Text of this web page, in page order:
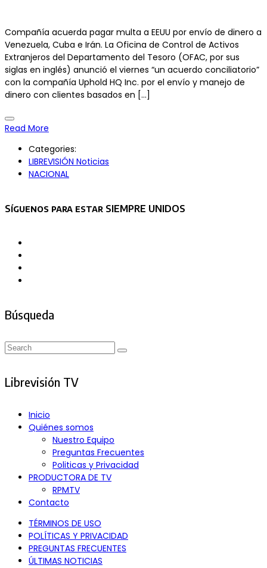
Compañía acuerda pagar multa a EEUU por envío de dinero a
Venezuela, Cuba e Irán. La Oficina de Control de Activos
Extranjeros del Departamento del Tesoro (OFAC, por sus
siglas en inglés) anunció el viernes “un acuerdo conciliatorio”
con la compañía Uphold HQ Inc. por el envío y manejo de
dinero con clientes basados en […]
Read More
Categories:
LIBREVISIÓN Noticias
NACIONAL
Asides
Síguenos para estar SIEMPRE UNIDOS
Búsqueda
Search
Search
Librevisión TV
Inicio
Quiénes somos
Nuestro Equipo
Preguntas Frecuentes
Politicas y Privacidad
PRODUCTORA DE TV
RPMTV
Contacto
TÉRMINOS DE USO
POLÍTICAS Y PRIVACIDAD
PREGUNTAS FRECUENTES
ÚLTIMAS NOTICIAS